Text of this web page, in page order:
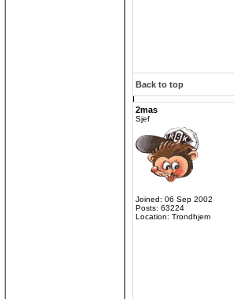
Back to top
2mas
Sjef
Joined: 06 Sep 2002
Posts: 63224
Location: Trondhjem